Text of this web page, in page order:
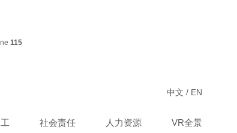
115
中文 / EN
社会责任 人力资源 VR全景